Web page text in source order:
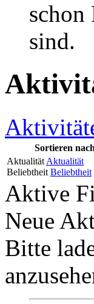
schon
sind.
Sortieren nach
Aktualität Aktualität
Beliebtheit Beliebtheit
Aktive
Neue
Bitte